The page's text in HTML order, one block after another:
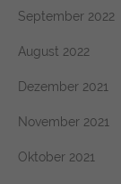
September 2022
August 2022
Dezember 2021
November 2021
Oktober 2021